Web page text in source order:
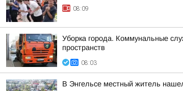
08:09
Уборка города. Коммунальные
пространств
08:03
В Энгельсе местный житель